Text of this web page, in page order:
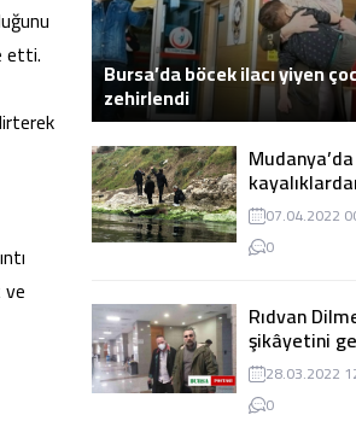
etti.
Bursa’da böcek ilacı yiyen
zehirlendi
Mudanya’da
atlayarak
eden genç
bulundu
07.04.2022
0
Rıdvan
şikâyetini
çekti, dava
düşürüldü
28.03.2022
0